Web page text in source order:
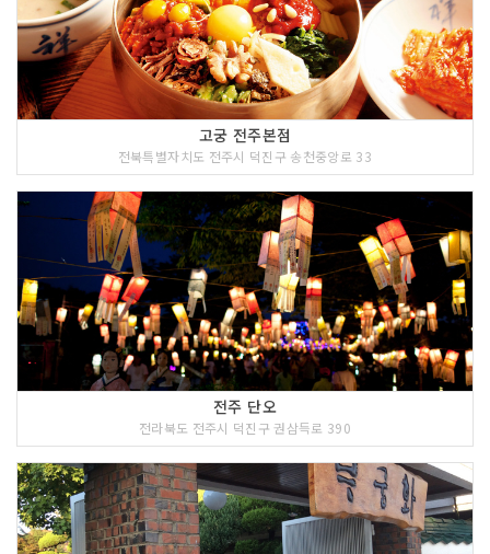
고궁 전주본점
전북특별자치도 전주시 덕진구 송천중앙로 33
전주 단오
전라북도 전주시 덕진구 권삼득로 390